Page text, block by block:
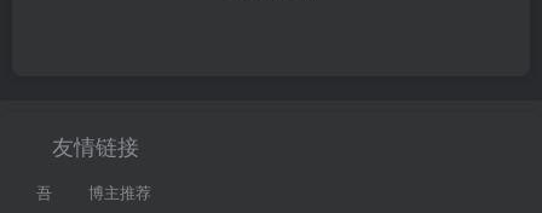
友情链接
吾 博主推荐